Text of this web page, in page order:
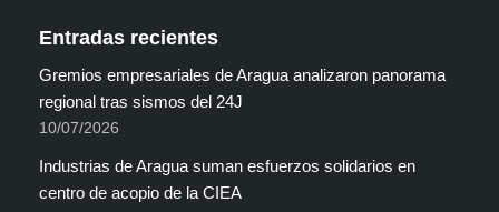
Entradas recientes
Gremios empresariales de Aragua analizaron panorama
regional tras sismos del 24J
10/07/2026
Industrias de Aragua suman esfuerzos solidarios en
centro de acopio de la CIEA